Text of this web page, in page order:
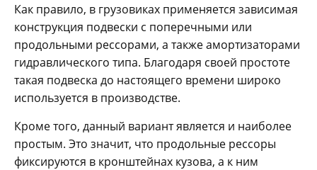
Как правило, в грузовиках применяется зависимая
конструкция подвески с поперечными или
продольными рессорами, а также амортизаторами
гидравлического типа. Благодаря своей простоте
такая подвеска до настоящего времени широко
используется в производстве.
Кроме того, данный вариант является и наиболее
простым. Это значит, что продольные рессоры
фиксируются в кронштейнах кузова, а к ним